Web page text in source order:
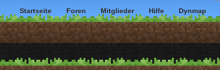
Startseite Foren Mitglieder Hilfe Dynmap